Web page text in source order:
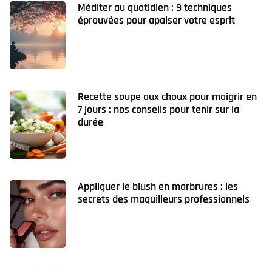
Méditer au quotidien : 9 techniques
éprouvées pour apaiser votre esprit
Recette soupe aux choux pour maigrir en
7 jours : nos conseils pour tenir sur la
durée
Appliquer le blush en marbrures : les
secrets des maquilleurs professionnels